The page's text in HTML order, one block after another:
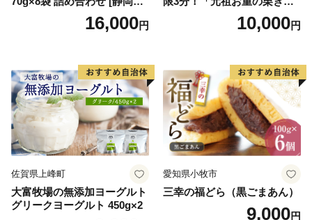
勢丹(松浦食品) 静岡県 吉田町
22424274] 芋ケンピ セット
16,000円
とんモンブラン」 【未来の
ご褒美】スイーツ 栗 モンブ
子 菓子 F4N-2298
10,000円
佐賀県上峰町
大富牧場の無添加ヨーグルト
グリークヨーグルト 450g×2
愛知県小牧市
三幸の福どら（黒ごまあん）
9,000円